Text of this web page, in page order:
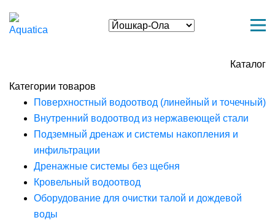
Каталог
Категории товаров
Поверхностный водоотвод (линейный и точечный)
Внутренний водоотвод из нержавеющей стали
Подземный дренаж и системы накопления и
инфильтрации
Дренажные системы без щебня
Кровельный водоотвод
Оборудование для очистки талой и дождевой
воды